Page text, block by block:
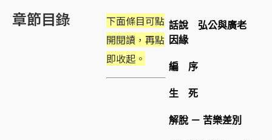
章節目錄
下面條目可點
開閱讀，再點
即收起。
話說 弘公與廣老
因緣
編 序
生 死
解脫 － 苦樂差別